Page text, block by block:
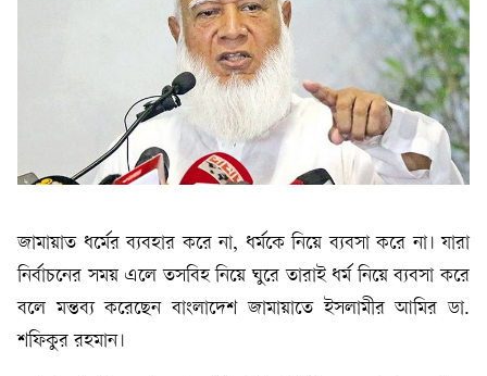
জামায়াত ধর্মের ব্যবহার করে না, ধর্মকে নিয়ে ব্যবসা করে না। যারা
নির্বাচনের সময় এলে তসবিহ নিয়ে ঘুরে তারাই ধর্ম নিয়ে ব্যবসা করে
বলে মন্তব্য করেছেন বাংলাদেশ জামায়াতে ইসলামীর আমির ডা.
শফিকুর রহমান।